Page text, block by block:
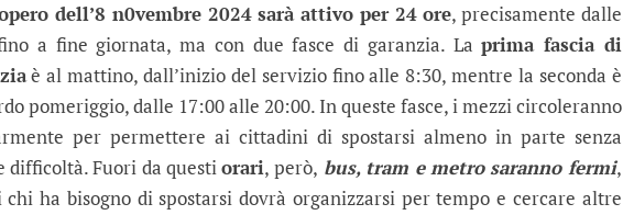
dell’8 n0vembre 2024 sarà attivo per 24 ore, precisamente dalle
a fine giornata, ma con due fasce di garanzia. Laprima fascia di
è al mattino, dall’inizio del servizio fino alle 8:30, mentre la seconda è
pomeriggio, dalle 17:00 alle 20:00. In queste fasce, i mezzi circoleranno
per permettere ai cittadini di spostarsi almeno in parte senza
difficoltà. Fuori da questiorari, però, bus, tram e metro saranno fermi,
chi ha bisogno di spostarsi dovrà organizzarsi per tempo e cercare altre